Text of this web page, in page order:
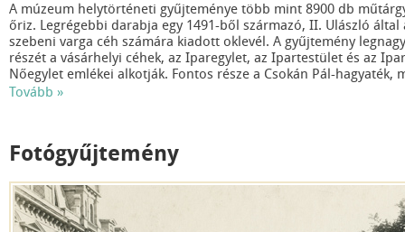
A múzeum helytörténeti gyűjteménye több mint 8900 db
őriz. Legrégebbi darabja egy 1491-ből származó, II. Ulászló által
szebeni varga céh számára kiadott oklevél. A gyűjtemény
részét a vásárhelyi céhek, az Iparegylet, az Ipartestület és az
Nőegylet emlékei alkotják. Fontos része a Csokán Pál-hagyaték,
vásárhelyi nyomdászat és lapkiadás 1884-1940 közötti
Tovább »
Fotógyűjtemény